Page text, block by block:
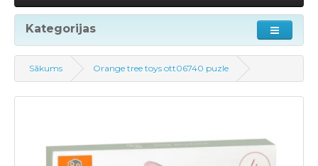
Kategorijas
Sākums Orange tree toys ott06740 puzle